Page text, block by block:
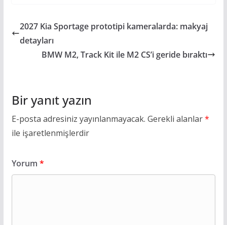
2027 Kia Sportage prototipi kameralarda: makyaj
detayları
BMW M2, Track Kit ile M2 CS’i geride bıraktı
Bir yanıt yazın
E-posta adresiniz yayınlanmayacak. Gerekli alanlar*
ile işaretlenmişlerdir
Yorum *